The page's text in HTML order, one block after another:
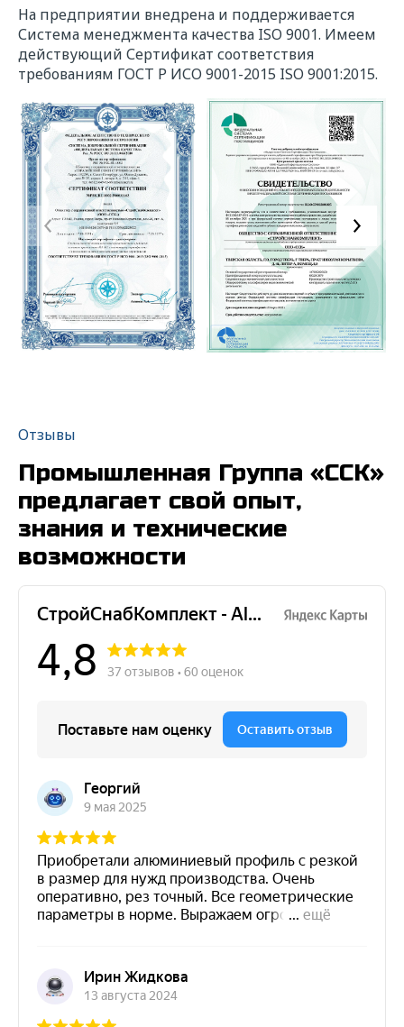
На предприятии внедрена и поддерживается
Система менеджмента качества ISO 9001. Имеем
действующий Сертификат соответствия
требованиям ГОСТ Р ИСО 9001-2015 ISO 9001:2015.
Отзывы
Промышленная Группа «ССК»
предлагает свой опыт,
знания и технические
возможности